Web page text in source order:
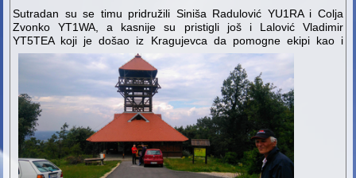
Sutradan su se timu pridružili Siniša Radulović YU1RA i Colja
Zvonko YT1WA, a kasnije su pristigli još i Lalović Vladimir
YT5TEA koji je došao iz Kragujevca da pomogne ekipi kao i